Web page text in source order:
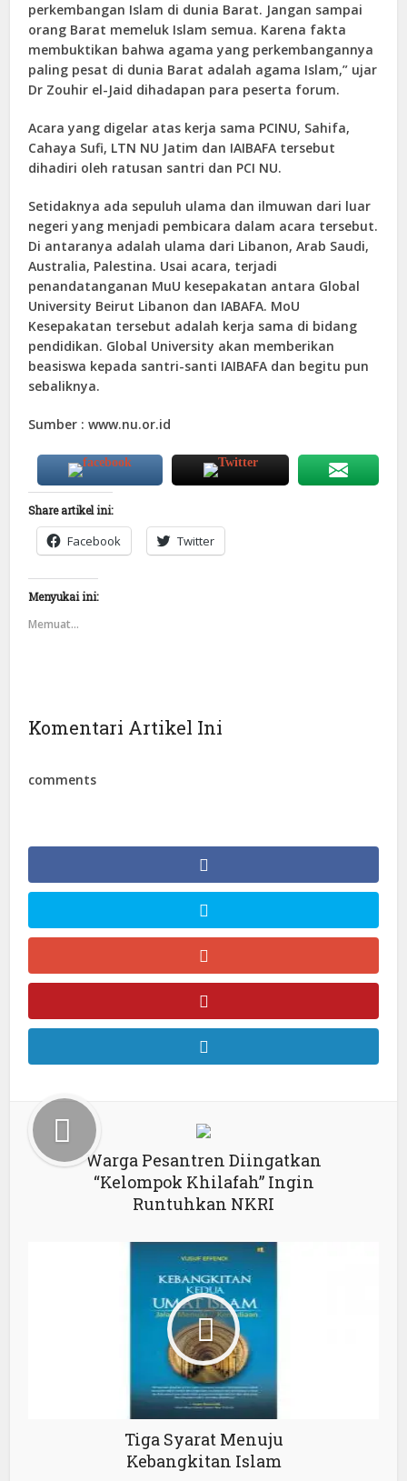
perkembangan Islam di dunia Barat. Jangan sampai
orang Barat memeluk Islam semua. Karena fakta
membuktikan bahwa agama yang perkembangannya
paling pesat di dunia Barat adalah agama Islam,” ujar
Dr Zouhir el-Jaid dihadapan para peserta forum.
Acara yang digelar atas kerja sama PCINU, Sahifa,
Cahaya Sufi, LTN NU Jatim dan IAIBAFA tersebut
dihadiri oleh ratusan santri dan PCI NU.
Setidaknya ada sepuluh ulama dan ilmuwan dari luar
negeri yang menjadi pembicara dalam acara tersebut.
Di antaranya adalah ulama dari Libanon, Arab Saudi,
Australia, Palestina. Usai acara, terjadi
penandatanganan MuU kesepakatan antara Global
University Beirut Libanon dan IABAFA. MoU
Kesepakatan tersebut adalah kerja sama di bidang
pendidikan. Global University akan memberikan
beasiswa kepada santri-santi IAIBAFA dan begitu pun
sebaliknya.
Sumber : www.nu.or.id
Share artikel ini:
Facebook Twitter
Menyukai ini:
Memuat...
Komentari Artikel Ini
comments
Warga Pesantren Diingatkan
“Kelompok Khilafah” Ingin
Runtuhkan NKRI
Tiga Syarat Menuju
Kebangkitan Islam